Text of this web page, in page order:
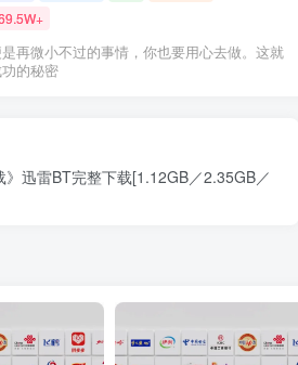
再微小不过的事情，你也要用心去做。这就
的秘密
》迅雷BT完整下载[1.12GB／2.35GB／